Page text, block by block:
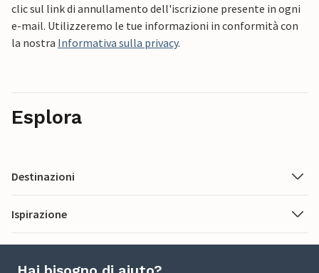
clic sul link di annullamento dell'iscrizione presente in ogni
e-mail. Utilizzeremo le tue informazioni in conformità con
la nostra Informativa sulla privacy.
Esplora
Destinazioni
Ispirazione